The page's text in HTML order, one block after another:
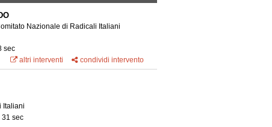
Nazionale di Radicali Italiani
sec
altri interventi
condividi intervento
Italiani
31 sec